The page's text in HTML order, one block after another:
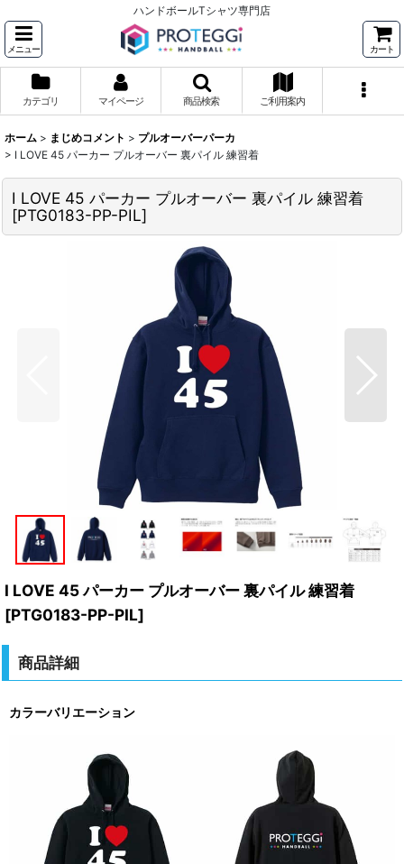
ハンドボールTシャツ専門店
メニュー カート
カテゴリ マイページ 商品検索 ご利用案内
ホーム > まじめコメント > プルオーバーパーカ
> I LOVE 45 パーカー プルオーバー 裏パイル 練習着
I LOVE 45 パーカー プルオーバー 裏パイル 練習着
[PTG0183-PP-PIL]
I LOVE 45 パーカー プルオーバー 裏パイル 練習着
[PTG0183-PP-PIL]
商品詳細
カラーバリエーション